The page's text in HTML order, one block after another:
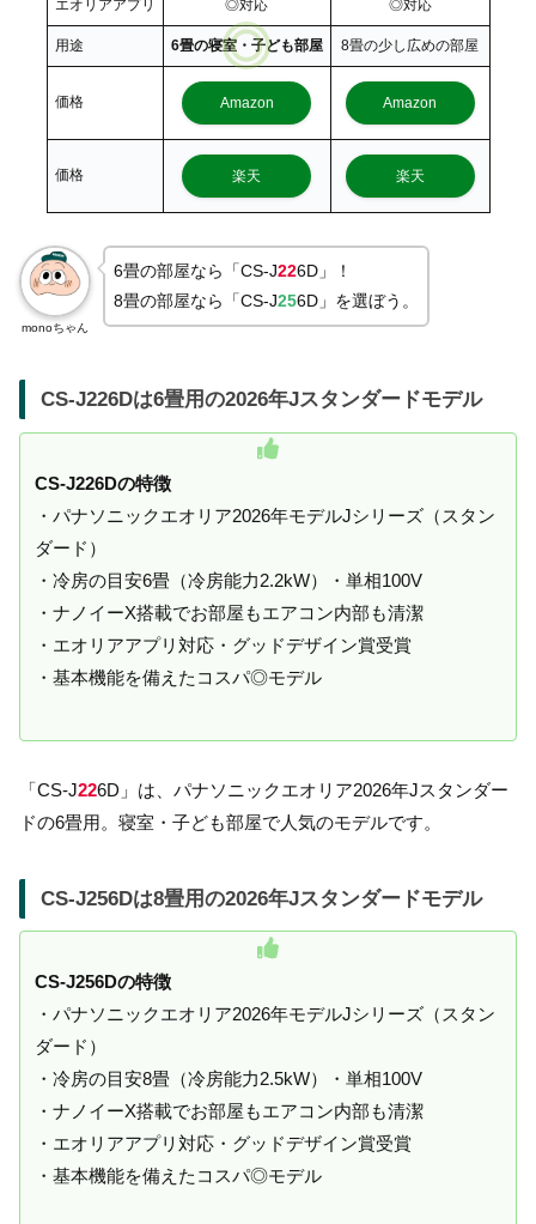
エオリアアプリ ◎対応 ◎対応
用途 6畳の寝室・子ども部屋 8畳の少し広めの部屋
価格 Amazon Amazon
価格 楽天 楽天
monoちゃん
6畳の部屋なら「CS-J226D」！
8畳の部屋なら「CS-J256D」を選ぼう。
CS-J226Dは6畳用の2026年Jスタンダードモデル
CS-J226Dの特徴
・パナソニックエオリア2026年モデルJシリーズ（スタン
ダード）
・冷房の目安6畳（冷房能力2.2kW）・単相100V
・ナノイーX搭載でお部屋もエアコン内部も清潔
・エオリアアプリ対応・グッドデザイン賞受賞
・基本機能を備えたコスパ◎モデル
「CS-J226D」は、パナソニックエオリア2026年Jスタンダー
ドの6畳用。寝室・子ども部屋で人気のモデルです。
CS-J256Dは8畳用の2026年Jスタンダードモデル
CS-J256Dの特徴
・パナソニックエオリア2026年モデルJシリーズ（スタン
ダード）
・冷房の目安8畳（冷房能力2.5kW）・単相100V
・ナノイーX搭載でお部屋もエアコン内部も清潔
・エオリアアプリ対応・グッドデザイン賞受賞
・基本機能を備えたコスパ◎モデル